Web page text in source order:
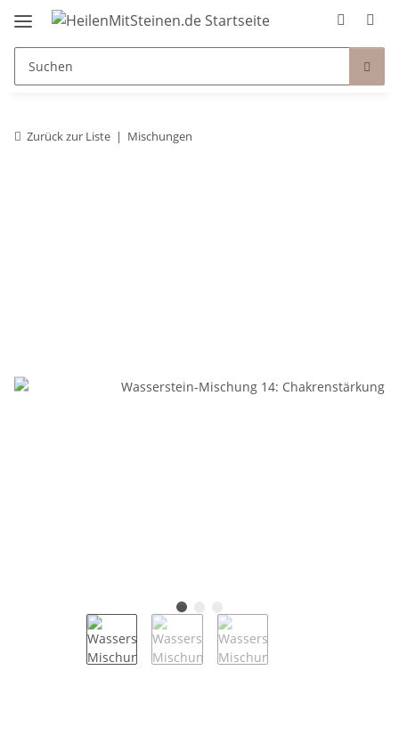
Zurück zur Liste Mischungen